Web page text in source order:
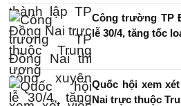
Công trường TP
lễ 30/4, tăng tốc
Quốc hội xem
Nai trực thuộc